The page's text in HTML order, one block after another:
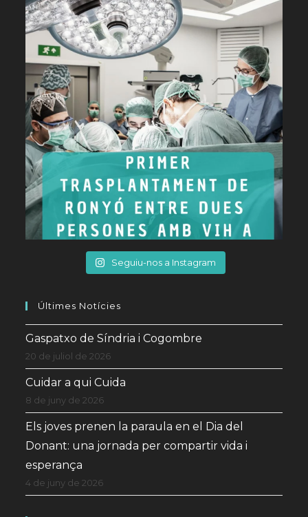
Seguiu-nos a Instagram
Últimes Notícies
Gaspatxo de Síndria i Cogombre
20 de juliol de 2026
Cuidar a qui Cuida
8 de juny de 2026
Els joves prenen la paraula en el Dia del
Donant: una jornada per compartir vida i
esperança
4 de juny de 2026